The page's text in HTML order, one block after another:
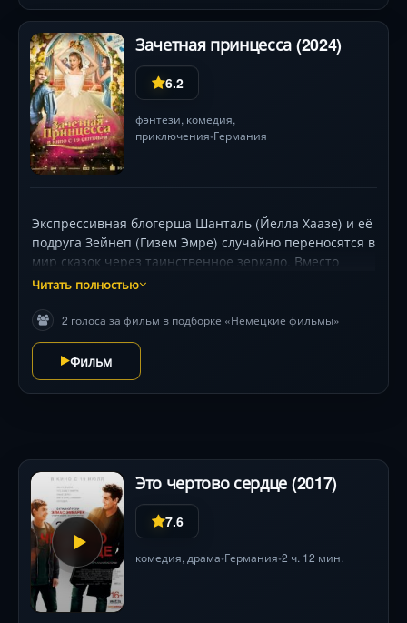
спасти твою душу.
Зачетная принцесса (2024)
6.2
фэнтези, комедия,
приключения•Германия
Экспрессивная блогерша Шанталь (Йелла Хаазе) и её
подруга Зейнеп (Гизем Эмре) случайно переносятся в
мир сказок через таинственное зеркало. Вместо
принцев на белом коне — короли-тираны, капризные
контенте, девушки устраивают хаос на балах и в
дремучих лесах, но магия мира меняет их самих.
Столкновение селфи-культуры со средневековыми
традициями создаёт оглушительные комедийные
ситуации, а роскошные костюмы и визуальные
балансирует между иронией и сказочным эпитетом .
Читать полностью
2 голоса за фильм в подборке «Немецкие фильмы»
Фильм
Это чертово сердце (2017)
7.6
комедия, драма•Германия•2 ч. 12 мин.